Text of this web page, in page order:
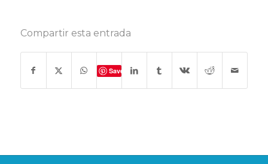
Compartir esta entrada
Save